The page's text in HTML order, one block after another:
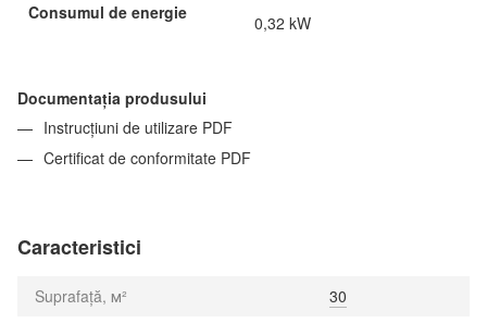
Consumul de energie
0,32 kW
Documentația produsului
Instrucțiuni de utilizare PDF
Certificat de conformitate PDF
Caracteristici
Suprafață, м²
30